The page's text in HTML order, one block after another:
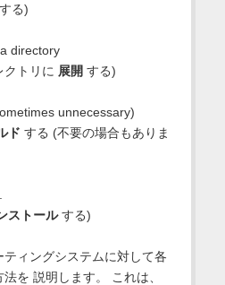
る)
directory
クトリに 展開 する)
unnecessary)
ド する (不要の場合もありま
ストールする)
ティングシステムに対して各
を 説明します。 これは、